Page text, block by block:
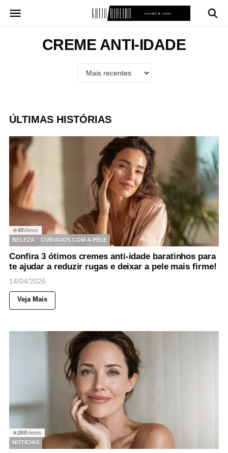
para
CREME ANTI-IDADE
ÚLTIMAS HISTÓRIAS
◉49Views
BELEZA
CUIDADOS COM A PELE
Confira 3 ótimos cremes anti-idade baratinhos para
te ajudar a reduzir rugas e deixar a pele mais firme!
14/04/2026
Veja Mais
◉269Views
NOTICIAS